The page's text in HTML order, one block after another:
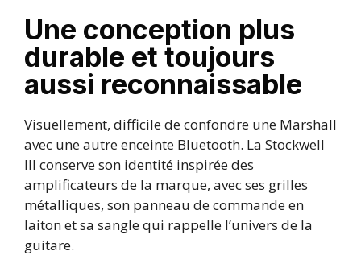
Une conception plus
durable et toujours
aussi reconnaissable
Visuellement, difficile de confondre une Marshall
avec une autre enceinte Bluetooth. La Stockwell
III conserve son identité inspirée des
amplificateurs de la marque, avec ses grilles
métalliques, son panneau de commande en
laiton et sa sangle qui rappelle l’univers de la
guitare.